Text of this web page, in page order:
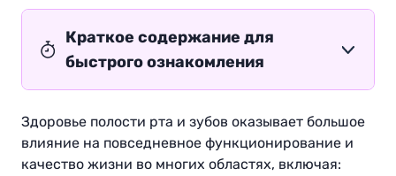
Краткое содержание для
быстрого ознакомления
Здоровье полости рта и зубов оказывает большое
влияние на повседневное функционирование и
качество жизни во многих областях, включая: